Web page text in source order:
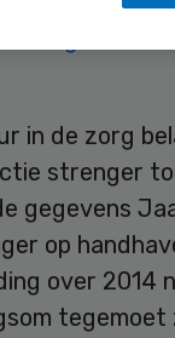
in de zorg
strenger
gegevens
op
over 2014
tegemoet